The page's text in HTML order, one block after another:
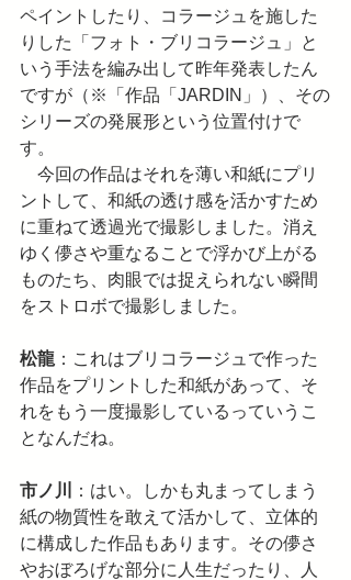
ペイントしたり、コラージュを施した
りした「フォト・ブリコラージュ」と
いう手法を編み出して昨年発表したん
ですが（※「作品「JARDIN」）、その
シリーズの発展形という位置付けで
す。
今回の作品はそれを薄い和紙にプリ
ントして、和紙の透け感を活かすため
に重ねて透過光で撮影しました。消え
ゆく儚さや重なることで浮かび上がる
ものたち、肉眼では捉えられない瞬間
をストロボで撮影しました。
松龍 ：これはブリコラージュで作った
作品をプリントした和紙があって、そ
れをもう一度撮影しているっていうこ
となんだね。
市ノ川
：はい。しかも丸まってしまう
紙の物質性を敢えて活かして、立体的
に構成した作品もあります。その儚さ
やおぼろげな部分に人生だったり、人